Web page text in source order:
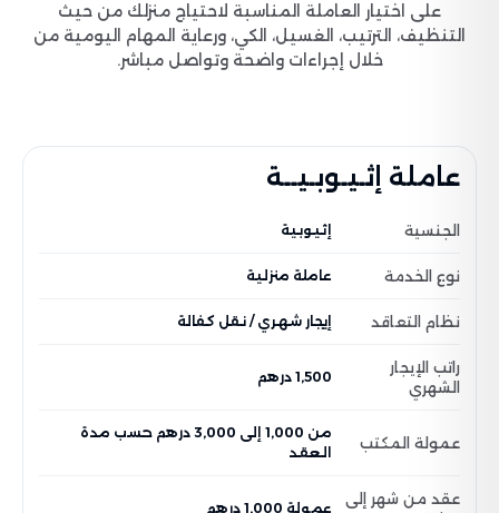
على اختيار العاملة المناسبة لاحتياج منزلك من حيث
التنظيف، الترتيب، الغسيل، الكي، ورعاية المهام اليومية من
خلال إجراءات واضحة وتواصل مباشر.
عاملة إثـيـوبـيــة
الجنسية إثيوبية
نوع الخدمة عاملة منزلية
نظام التعاقد إيجار شهري / نقل كفالة
راتب الإيجار
الشهري
1,500 درهم
عمولة المكتب
من 1,000 إلى 3,000 درهم حسب مدة
العقد
عقد من شهر إلى
عمولة 1,000 درهم